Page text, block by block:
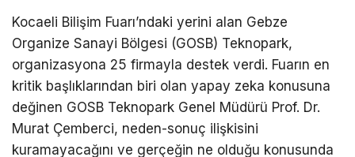
Kocaeli Bilişim Fuarı’ndaki yerini alan Gebze
Organize Sanayi Bölgesi (GOSB) Teknopark,
organizasyona 25 firmayla destek verdi. Fuarın en
kritik başlıklarından biri olan yapay zeka konusuna
değinen GOSB Teknopark Genel Müdürü Prof. Dr.
Murat Çemberci, neden-sonuç ilişkisini
kuramayacağını ve gerçeğin ne olduğu konusunda